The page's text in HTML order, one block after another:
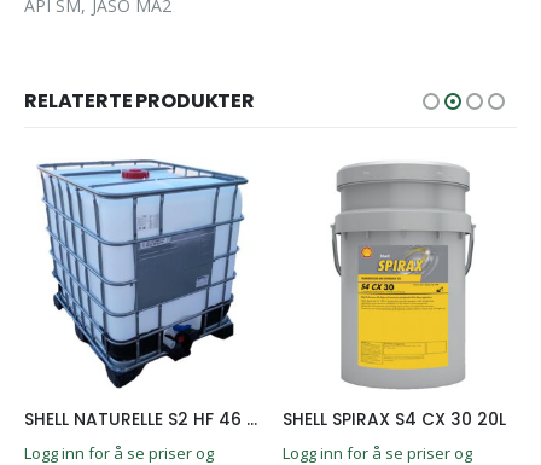
API SM, JASO MA2
RELATERTE PRODUKTER
SHELL NATURELLE S2 HF 46 1000L
Logg inn for å se priser og
SHELL SPIRAX S4 CX 30 20L
Logg inn for å se priser og